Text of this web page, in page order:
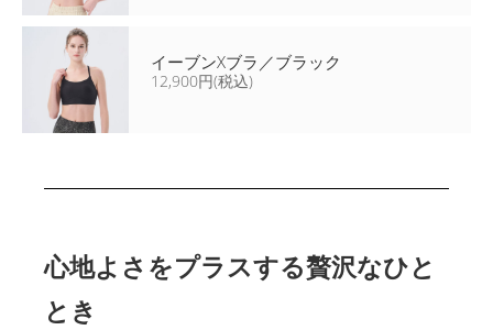
イーブンXブラ／ブラック
12,900円(税込)
心地よさをプラスする贅沢なひと
とき